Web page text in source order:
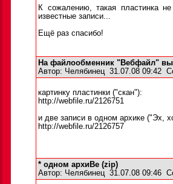
К сожалению, такая пластинка
известные записи...
Ещё раз спасибо!
На файлообменник "Вебфайл"
Автор: Челябинец31.07.08 09:42
картинку пластинки ("скан"):
http://webfile.ru/2126751
и две записи в одном архике ("Эх,
http://webfile.ru/2126757
* одном архиВе (zip)
Автор: Челябинец31.07.08 09:46